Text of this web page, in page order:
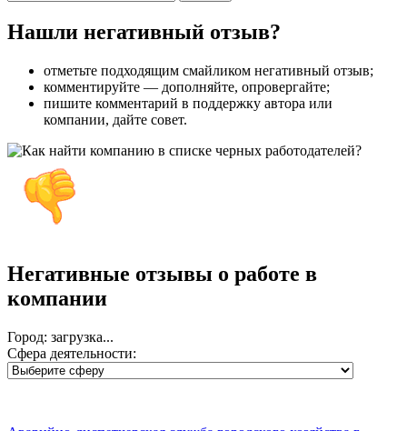
Нашли негативный отзыв?
отметьте подходящим смайликом негативный отзыв;
комментируйте — дополняйте, опровергайте;
пишите комментарий в поддержку автора или
компании, дайте совет.
Негативные отзывы о работе в
компании
Город: загрузка...
Сфера деятельности: